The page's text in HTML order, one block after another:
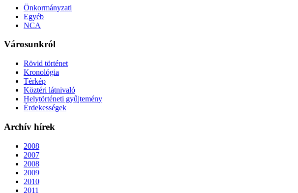
Önkormányzati
Egyéb
NCA
Városunkról
Rövid történet
Kronológia
Térkép
Köztéri látnivaló
Helytörténeti gyűjtemény
Érdekességek
Archív hírek
2008
2007
2008
2009
2010
2011